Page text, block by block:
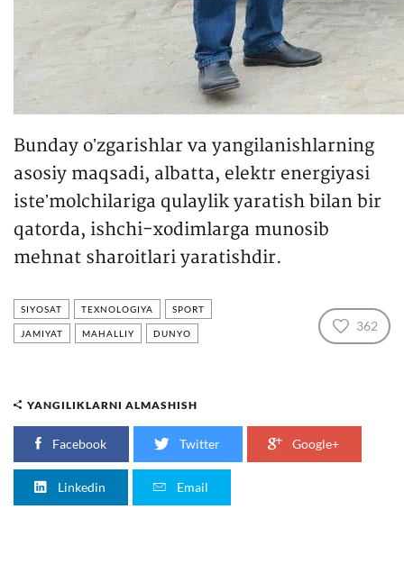
Bunday oʼzgarishlar va yangilanishlarning
asosiy maqsadi, albatta, elektr energiyasi
isteʼmolchilariga qulaylik yaratish bilan bir
qatorda, ishchi-xodimlarga munosib
mehnat sharoitlari yaratishdir.
SIYOSAT TEXNOLOGIYA SPORT
JAMIYAT MAHALLIY DUNYO 362
YANGILIKLARNI ALMASHISH
Facebook Twitter Google+
Linkedin Email